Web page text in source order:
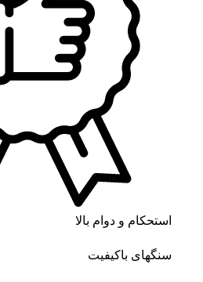
استحکام و دوام بالا
سنگهای باکیفیت